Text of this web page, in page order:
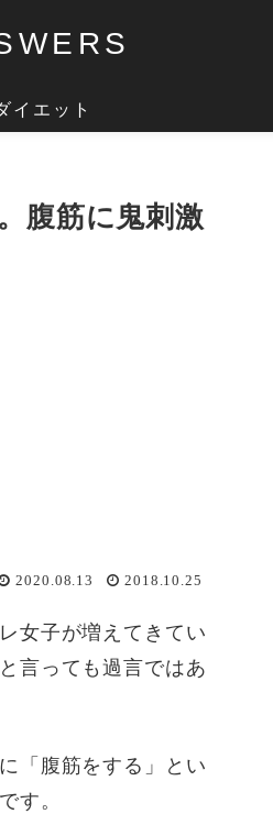
イエット
腹筋に鬼刺激
2020.08.13 2018.10.25
女子が増えてきてい
言っても過言ではあ
「腹筋をする」とい
す。